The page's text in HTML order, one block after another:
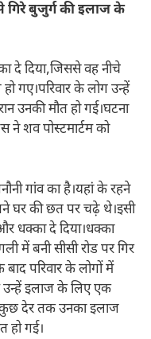
बुजुर्ग की इलाज के
दे दिया,जिससे वह नीचे
गए।परिवार के लोग उन्हें
उनकी मौत हो गई।घटना
ने शव पोस्टमार्टम को
गांव का है।यहां के रहने
घर की छत पर चढ़े थे।इसी
धक्का दे दिया।धक्का
बनी सीसी रोड पर गिर
परिवार के लोगों में
इलाज के लिए एक
कुछ देर तक उनका इलाज
हो गई।